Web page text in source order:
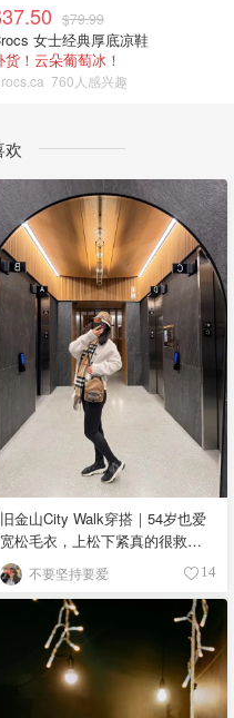
$79.99
女士经典厚底凉鞋
货！云朵葡萄冰！
760人感兴趣
欢
旧金山City Walk穿搭｜54岁也爱
宽松毛衣，上松下紧真的很救比
例
不要坚持要爱 14